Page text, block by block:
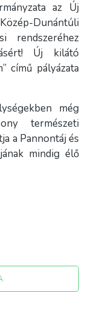
az Új
Dunántúli
rendszeréhez
Új kilátó
című pályázata
még
természeti
a Pannontáj és
mindig élő
leghíresebb